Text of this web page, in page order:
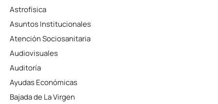
Astrofísica
Asuntos Institucionales
Atención Sociosanitaria
Audiovisuales
Auditoría
Ayudas Económicas
Bajada de La Virgen